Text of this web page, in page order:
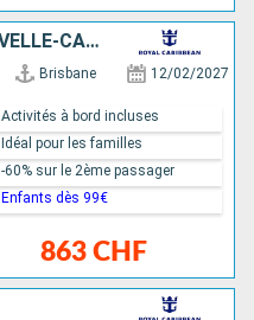
AUSTRALIE, VANUATU, NOUVELLE-CALÉDONIE
Brisbane 12/02/2027
863 CHF
Activités à bord incluses
Idéal pour les familles
-60% sur le 2ème passager
Enfants dès 99€